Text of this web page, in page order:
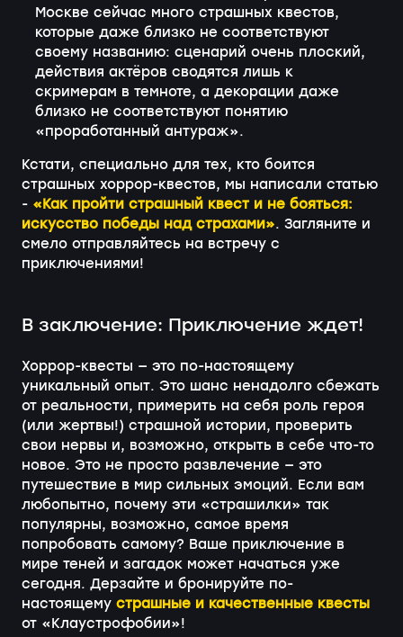
Москве сейчас много страшных квестов,
которые даже близко не соответствуют
своему названию: сценарий очень плоский,
действия актёров сводятся лишь к
скримерам в темноте, а декорации даже
близко не соответствуют понятию
«проработанный антураж».
Кстати, специально для тех, кто боится
страшных хоррор-квестов, мы написали статью
- «Как пройти страшный квест и не бояться:
искусство победы над страхами». Загляните и
смело отправляйтесь на встречу с
приключениями!
В заключение: Приключение ждет!
Хоррор-квесты — это по-настоящему
уникальный опыт. Это шанс ненадолго сбежать
от реальности, примерить на себя роль героя
(или жертвы!) страшной истории, проверить
свои нервы и, возможно, открыть в себе что-то
новое. Это не просто развлечение — это
путешествие в мир сильных эмоций. Если вам
любопытно, почему эти «страшилки» так
популярны, возможно, самое время
попробовать самому? Ваше приключение в
мире теней и загадок может начаться уже
сегодня. Дерзайте и бронируйте по-
настоящему страшные и качественные квесты
от «Клаустрофобии»!